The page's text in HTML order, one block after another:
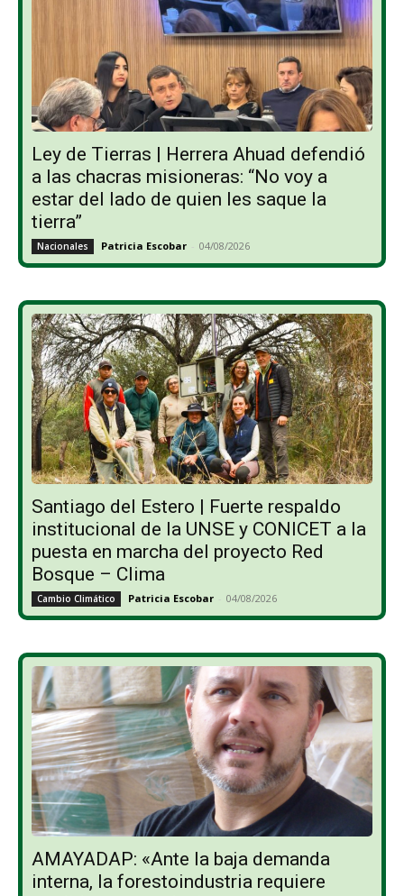
Ley de Tierras | Herrera Ahuad defendió
a las chacras misioneras: “No voy a
estar del lado de quien les saque la
tierra”
Nacionales Patricia Escobar - 04/08/2026
Santiago del Estero | Fuerte respaldo
institucional de la UNSE y CONICET a la
puesta en marcha del proyecto Red
Bosque – Clima
Cambio Climático Patricia Escobar - 04/08/2026
AMAYADAP: «Ante la baja demanda
interna, la forestoindustria requiere